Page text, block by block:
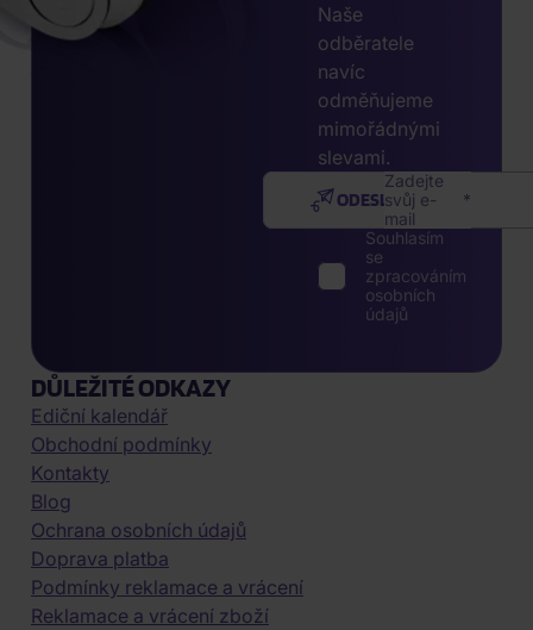
Naše
odběratele
navíc
odměňujeme
mimořádnými
slevami.
Zadejte
svůj e-
mail
ODESLAT
Souhlasím
se
zpracováním
osobních
údajů
DŮLEŽITÉ ODKAZY
Ediční kalendář
Obchodní podmínky
Kontakty
Blog
Ochrana osobních údajů
Doprava platba
Podmínky reklamace a vrácení
Reklamace a vrácení zboží